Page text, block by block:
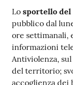
Lo sportello del
pubblico dal
ore settimanali,
informazioni
Antiviolenza,
del territorio;
accoglienza dei